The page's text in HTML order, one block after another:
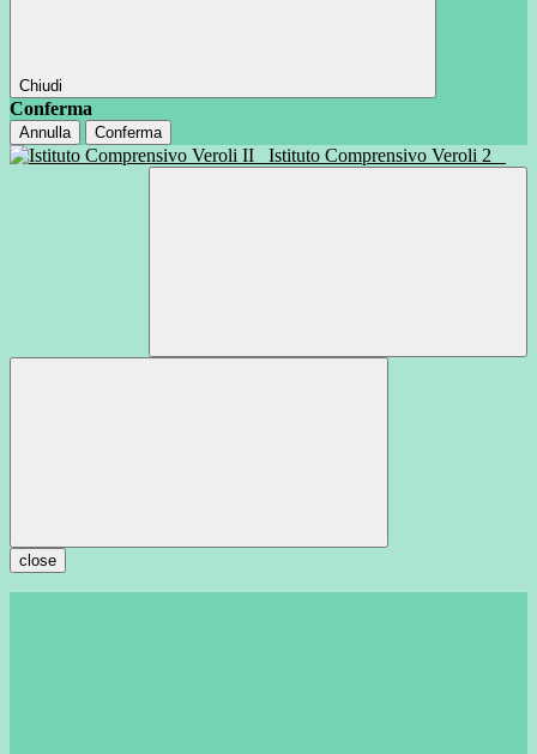
Chiudi
Conferma
Annulla Conferma
Istituto Comprensivo Veroli 2
close